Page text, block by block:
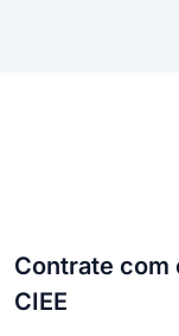
Contrate com
CIEE